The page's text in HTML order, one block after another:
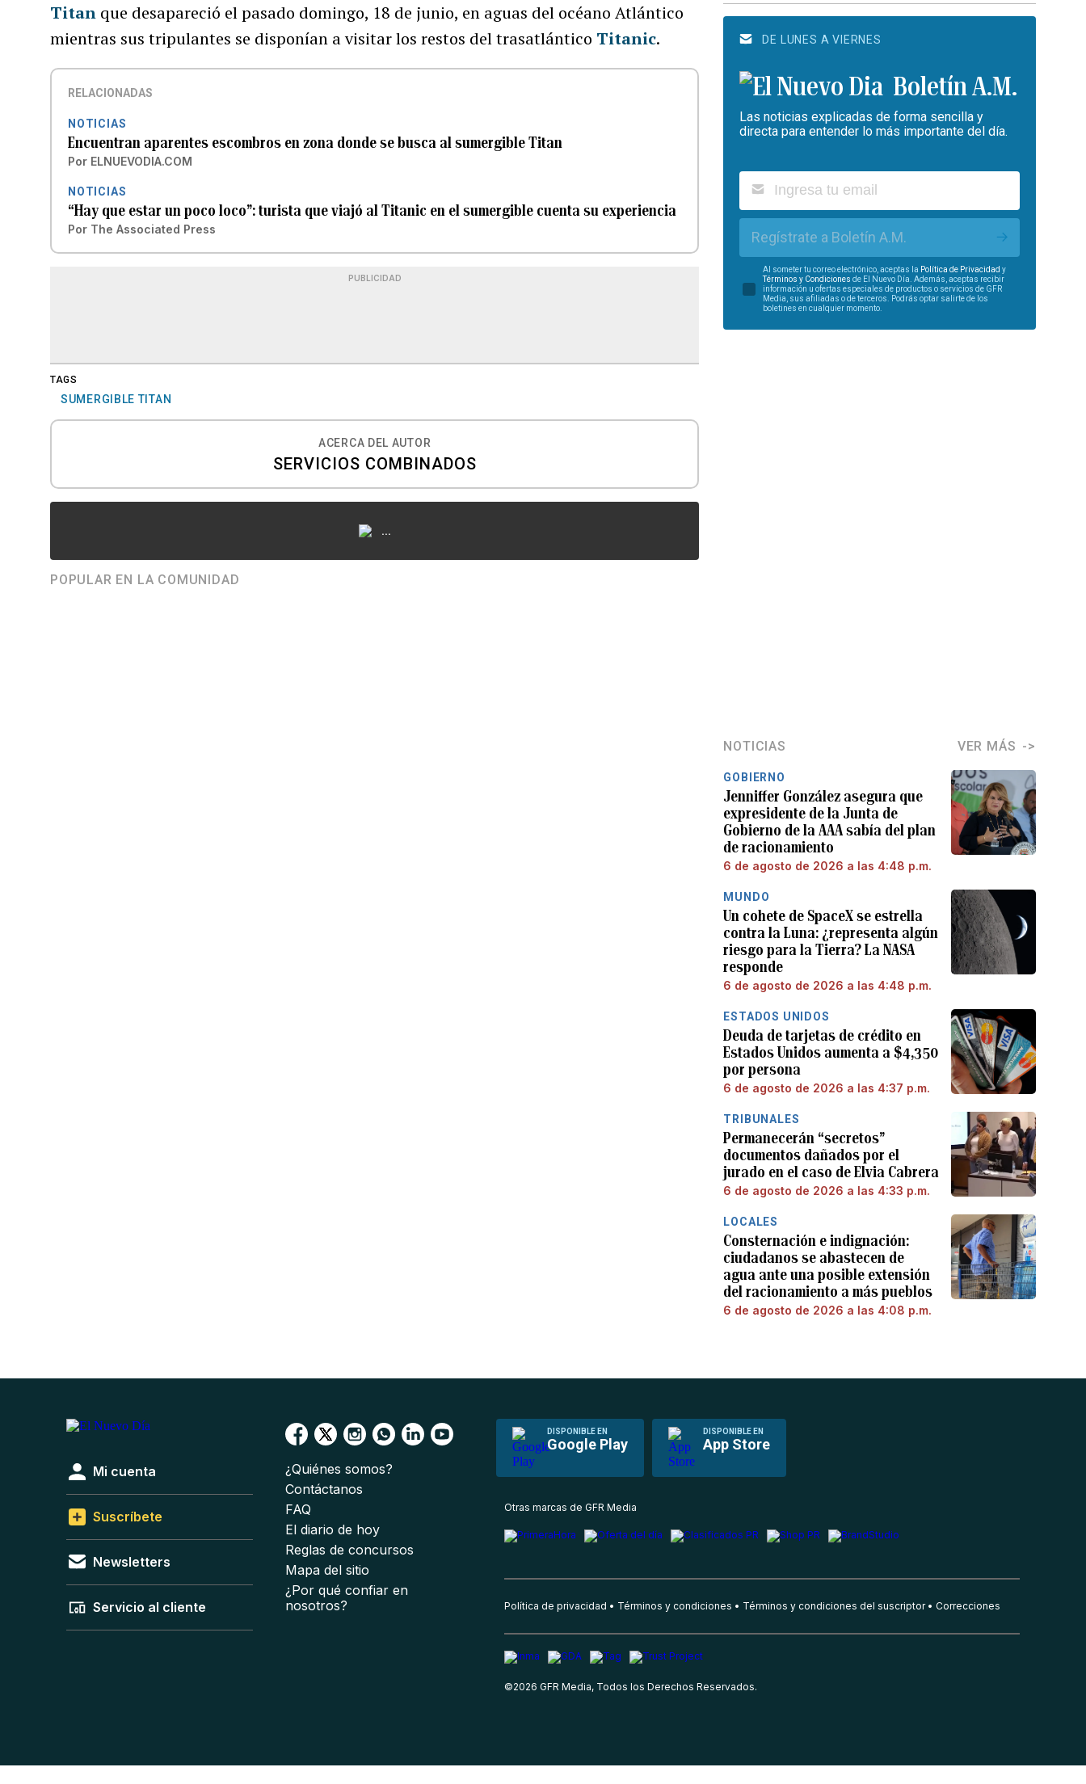
Titan que desapareció el pasado domingo, 18 de junio, en aguas del océano Atlántico
mientras sus tripulantes se disponían a visitar los restos del trasatlántico Titanic.
RELACIONADAS
NOTICIAS
Encuentran aparentes escombros en zona donde se busca al sumergible Titan
Por ELNUEVODIA.COM
NOTICIAS
“Hay que estar un poco loco”: turista que viajó al Titanic en el sumergible cuenta su experiencia
Por The Associated Press
PUBLICIDAD
TAGS
SUMERGIBLE TITAN
ACERCA DEL AUTOR
SERVICIOS COMBINADOS
...
POPULAR EN LA COMUNIDAD
DE LUNES A VIERNES
Boletín A.M.
Las noticias explicadas de forma sencilla y
directa para entender lo más importante del día.
Regístrate a Boletín A.M.
Al someter tu correo electrónico, aceptas la Política de Privacidad y
Términos y Condiciones de El Nuevo Día. Además, aceptas recibir
información u ofertas especiales de productos o servicios de GFR
Media, sus afiliadas o de terceros. Podrás optar salirte de los
boletines en cualquier momento.
NOTICIAS VER MÁS
GOBIERNO
Jenniffer González asegura que
expresidente de la Junta de
Gobierno de la AAA sabía del plan
de racionamiento
6 de agosto de 2026 a las 4:48 p.m.
MUNDO
Un cohete de SpaceX se estrella
contra la Luna: ¿representa algún
riesgo para la Tierra? La NASA
responde
6 de agosto de 2026 a las 4:48 p.m.
ESTADOS UNIDOS
Deuda de tarjetas de crédito en
Estados Unidos aumenta a $4,350
por persona
6 de agosto de 2026 a las 4:37 p.m.
TRIBUNALES
Permanecerán “secretos”
documentos dañados por el
jurado en el caso de Elvia Cabrera
6 de agosto de 2026 a las 4:33 p.m.
LOCALES
Consternación e indignación:
ciudadanos se abastecen de
agua ante una posible extensión
del racionamiento a más pueblos
6 de agosto de 2026 a las 4:08 p.m.
DISPONIBLE EN
Google Play
DISPONIBLE EN
App Store
Mi cuenta
Suscríbete
Newsletters
Servicio al cliente
¿Quiénes somos?
Contáctanos
FAQ
El diario de hoy
Reglas de concursos
Mapa del sitio
¿Por qué confiar en
nosotros?
Otras marcas de GFR Media
Política de privacidad Términos y condiciones Términos y condiciones del suscriptor Correcciones
©2026 GFR Media, Todos los Derechos Reservados.